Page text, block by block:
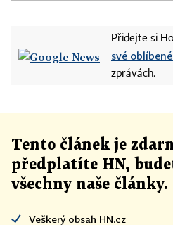
Přidejte si
své
zprávách.
Tento článek je
předplatíte HN,
všechny naše články.
Veškerý obsah HN.cz